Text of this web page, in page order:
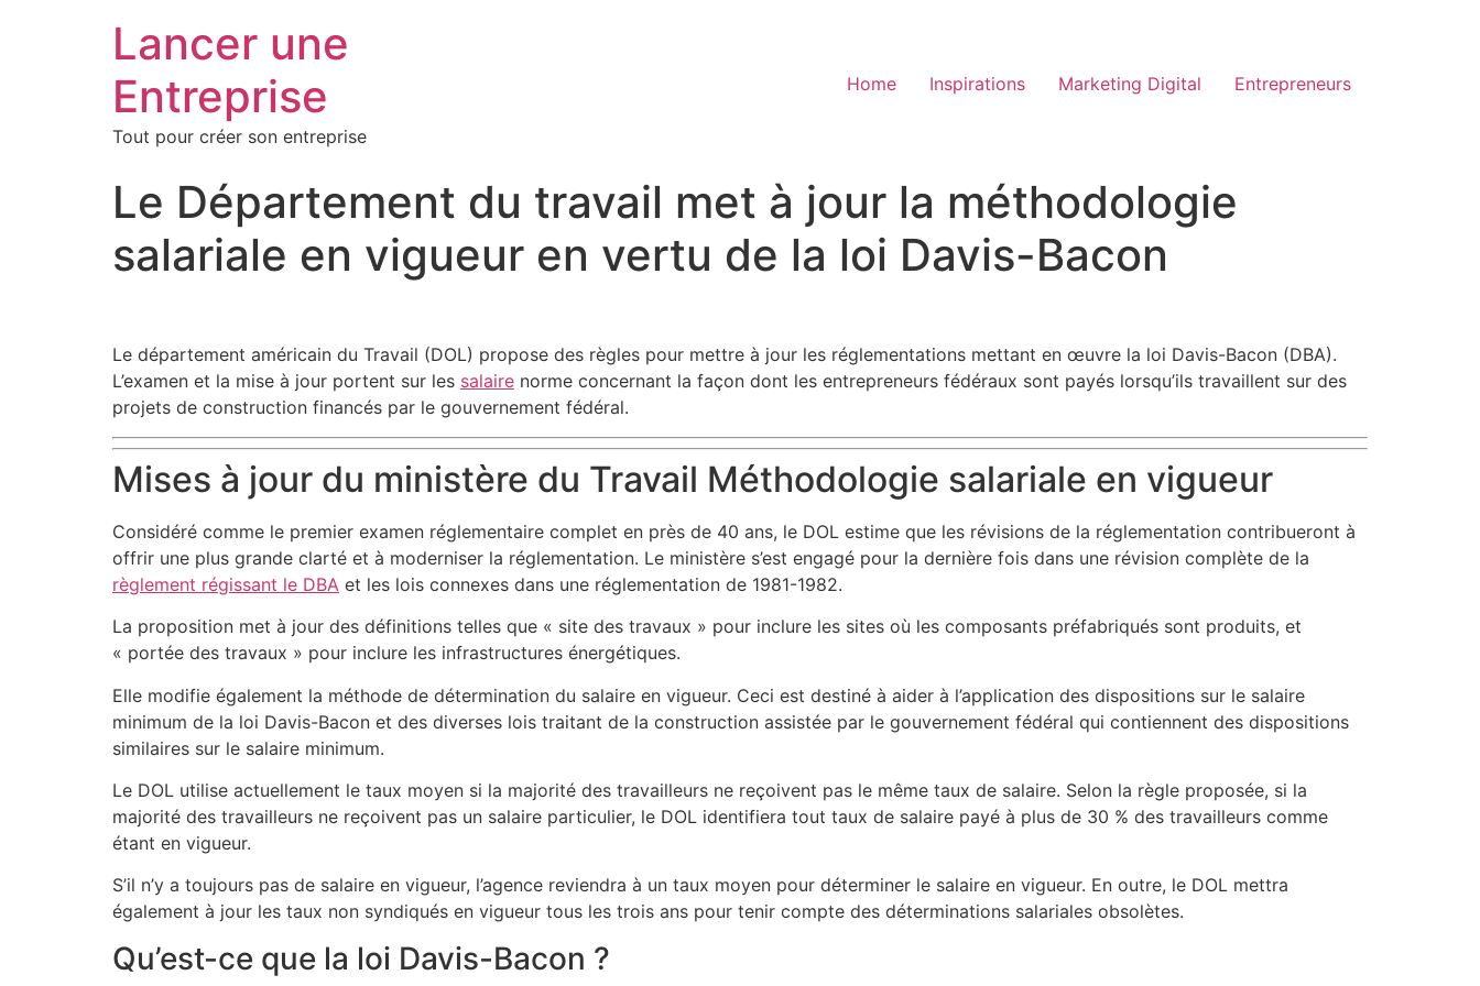
Lancer une
Entreprise
Tout pour créer son entreprise
Home Inspirations Marketing Digital Entrepreneurs
Le Département du travail met à jour la méthodologie
salariale en vigueur en vertu de la loi Davis-Bacon
Le département américain du Travail (DOL) propose des règles pour mettre à jour les réglementations mettant en œuvre la loi Davis-Bacon (DBA).
L’examen et la mise à jour portent sur les salaire norme concernant la façon dont les entrepreneurs fédéraux sont payés lorsqu’ils travaillent sur des
projets de construction financés par le gouvernement fédéral.
Mises à jour du ministère du Travail Méthodologie salariale en vigueur
Considéré comme le premier examen réglementaire complet en près de 40 ans, le DOL estime que les révisions de la réglementation contribueront à
offrir une plus grande clarté et à moderniser la réglementation. Le ministère s’est engagé pour la dernière fois dans une révision complète de la
règlement régissant le DBA et les lois connexes dans une réglementation de 1981-1982.
La proposition met à jour des définitions telles que « site des travaux » pour inclure les sites où les composants préfabriqués sont produits, et
« portée des travaux » pour inclure les infrastructures énergétiques.
Elle modifie également la méthode de détermination du salaire en vigueur. Ceci est destiné à aider à l’application des dispositions sur le salaire
minimum de la loi Davis-Bacon et des diverses lois traitant de la construction assistée par le gouvernement fédéral qui contiennent des dispositions
similaires sur le salaire minimum.
Le DOL utilise actuellement le taux moyen si la majorité des travailleurs ne reçoivent pas le même taux de salaire. Selon la règle proposée, si la
majorité des travailleurs ne reçoivent pas un salaire particulier, le DOL identifiera tout taux de salaire payé à plus de 30 % des travailleurs comme
étant en vigueur.
S’il n’y a toujours pas de salaire en vigueur, l’agence reviendra à un taux moyen pour déterminer le salaire en vigueur. En outre, le DOL mettra
également à jour les taux non syndiqués en vigueur tous les trois ans pour tenir compte des déterminations salariales obsolètes.
Qu’est-ce que la loi Davis-Bacon ?